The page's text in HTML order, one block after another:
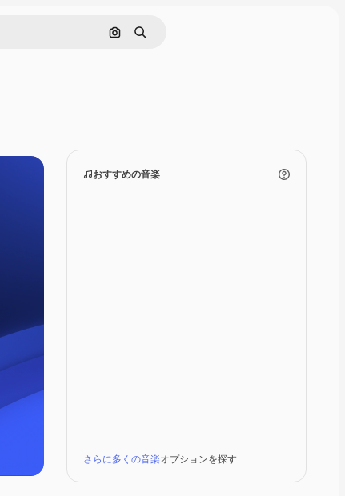
画像で検索
検索
おすすめの音楽
さらに多くの音楽オプションを探す